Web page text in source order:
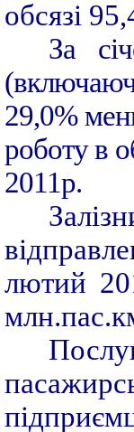
обсязі
За
29,0%
роботу в
2011р.
лютий